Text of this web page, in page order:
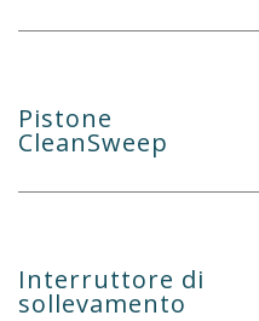
Pistone
CleanSweep
Interruttore di
sollevamento